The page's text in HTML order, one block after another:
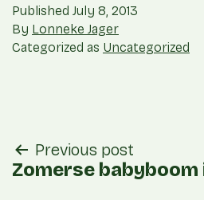
Published July 8, 2013
By Lonneke Jager
Categorized as Uncategorized
post
navigation
Previous post
Zomerse